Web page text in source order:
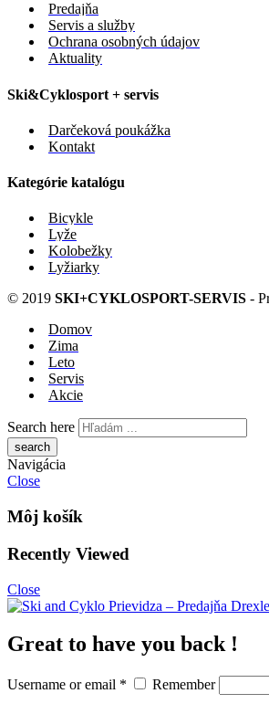
Predajňa
Servis a služby
Ochrana osobných údajov
Aktuality
Ski&Cyklosport + servis
Darčeková poukážka
Kontakt
Kategórie katalógu
Bicykle
Lyže
Kolobežky
Lyžiarky
© 2019 SKI+CYKLOSPORT-SERVIS -
Domov
Zima
Leto
Servis
Akcie
Search here
Navigácia
Close
Môj košík
Recently Viewed
Close
Great to have you back !
Username or email * Remember